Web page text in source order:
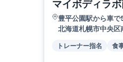
マイボディラ
豊平公園駅から車で
北海道札幌市中央
トレーナー指名 食